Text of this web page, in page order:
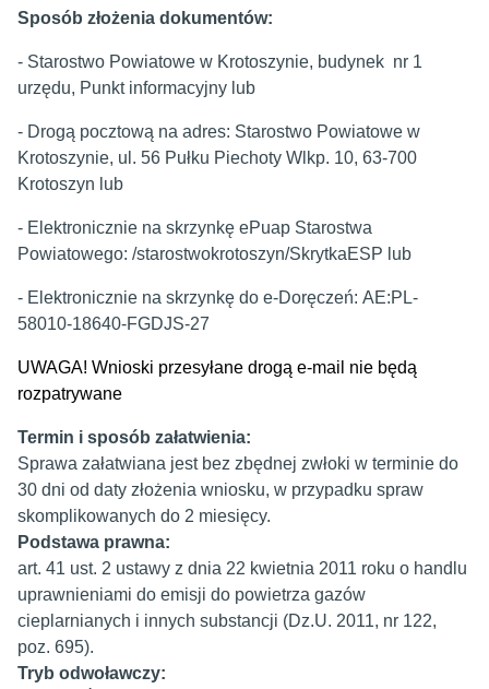
Sposób złożenia dokumentów:
- Starostwo Powiatowe w Krotoszynie, budynek nr 1
urzędu, Punkt informacyjny lub
- Drogą pocztową na adres: Starostwo Powiatowe w
Krotoszynie, ul. 56 Pułku Piechoty Wlkp. 10, 63-700
Krotoszyn lub
- Elektronicznie na skrzynkę ePuap Starostwa
Powiatowego: /starostwokrotoszyn/SkrytkaESP lub
- Elektronicznie na skrzynkę do e-Doręczeń: AE:PL-
58010-18640-FGDJS-27
UWAGA! Wnioski przesyłane drogą e-mail nie będą
rozpatrywane
Termin i sposób załatwienia:
Sprawa załatwiana jest bez zbędnej zwłoki w terminie do
30 dni od daty złożenia wniosku, w przypadku spraw
skomplikowanych do 2 miesięcy.
Podstawa prawna:
art. 41 ust. 2 ustawy z dnia 22 kwietnia 2011 roku o handlu
uprawnieniami do emisji do powietrza gazów
cieplarnianych i innych substancji (Dz.U. 2011, nr 122,
poz. 695).
Tryb odwoławczy: